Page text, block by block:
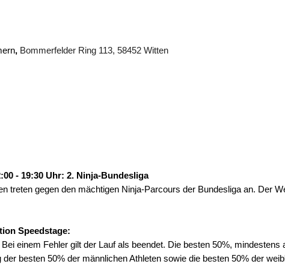
, Bommerfelder Ring 113, 58452 Witten
- 19:30 Uhr: 2. Ninja-Bundesliga
treten gegen den mächtigen Ninja-Parcours der Bundesliga an. Der
Speedstage:
einem Fehler gilt der Lauf als beendet. Die besten 50%,
besten 50% der männlichen Athleten sowie die besten 50% der